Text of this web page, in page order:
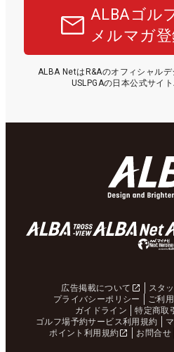
ALBAゴル
メルマガ
ALBA NetはR&Aのオフィシャル
USLPGAの日本公式サイ
広告掲載について スタ
プライバシーポリシー
ご利
ガイドライン
特定商取
ゴルフ場予約サービス利用規約
ポイント利用規約
お問合せ